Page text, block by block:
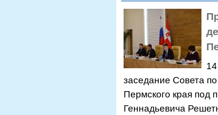
заседание Совета
Пермского края под
Геннадьевича